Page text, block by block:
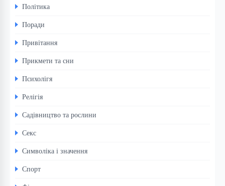
Політика
Поради
Привітання
Прикмети та сни
Психолігя
Релігія
Садівництво та рослини
Секс
Символіка і значення
Спорт